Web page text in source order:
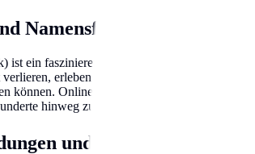
Namensforschung
ist ein faszinierendes Feld, das Linguistik,
erleben andere eine Renaissance.
können. Online-Datenbanken wie
hinweg zu verfolgen.
und Genealogie